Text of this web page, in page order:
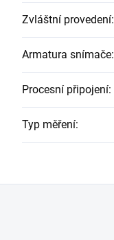
Zvláštní provedení:
Armatura snímače:
Procesní připojení:
Typ měření: